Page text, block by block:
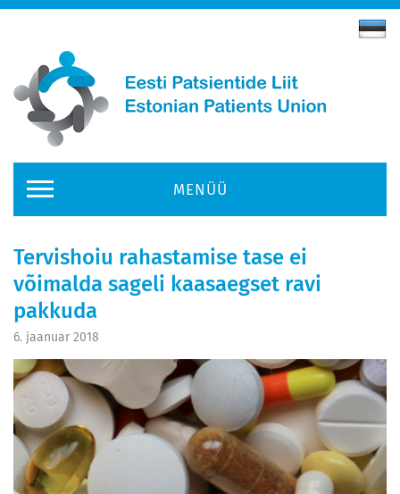
MENÜÜ
Tervishoiu rahastamise tase ei
võimalda sageli kaasaegset ravi
pakkuda
6. jaanuar 2018